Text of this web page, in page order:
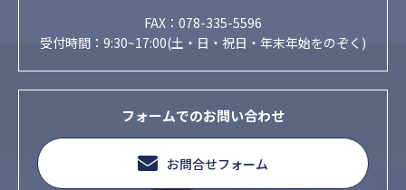
FAX：078-335-5596
受付時間：9:30~17:00(土・日・祝日・年末年始をのぞく)
フォームでのお問い合わせ
お問合せフォーム